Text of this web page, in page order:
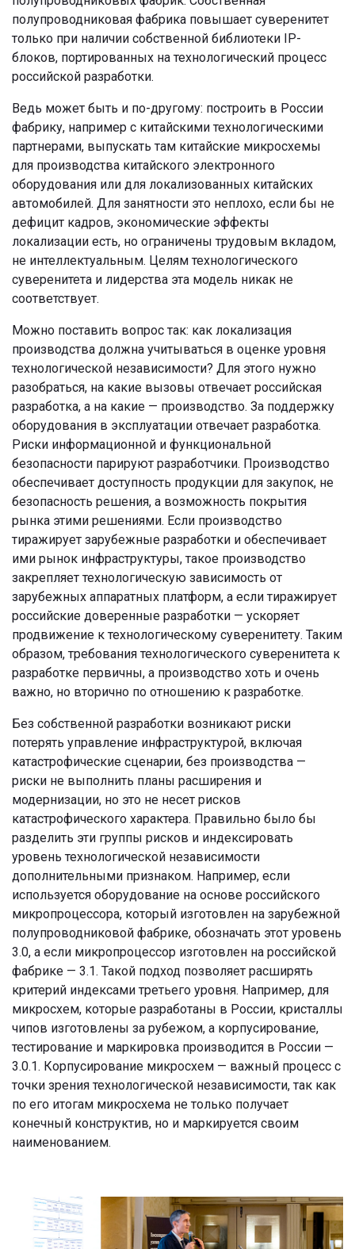
полупроводниковая фабрика повышает суверенитет
только при наличии собственной библиотеки IP-
блоков, портированных на технологический процесс
российской разработки.
Ведь может быть и по-другому: построить в России
фабрику, например с китайскими технологическими
партнерами, выпускать там китайские микросхемы
для производства китайского электронного
оборудования или для локализованных китайских
автомобилей. Для занятности это неплохо, если бы не
дефицит кадров, экономические эффекты
локализации есть, но ограничены трудовым вкладом,
не интеллектуальным. Целям технологического
суверенитета и лидерства эта модель никак не
соответствует.
Можно поставить вопрос так: как локализация
производства должна учитываться в оценке уровня
технологической независимости? Для этого нужно
разобраться, на какие вызовы отвечает российская
разработка, а на какие — производство. За поддержку
оборудования в эксплуатации отвечает разработка.
Риски информационной и функциональной
безопасности парируют разработчики. Производство
обеспечивает доступность продукции для закупок, не
безопасность решения, а возможность покрытия
рынка этими решениями. Если производство
тиражирует зарубежные разработки и обеспечивает
ими рынок инфраструктуры, такое производство
закрепляет технологическую зависимость от
зарубежных аппаратных платформ, а если тиражирует
российские доверенные разработки — ускоряет
продвижение к технологическому суверенитету. Таким
образом, требования технологического суверенитета к
разработке первичны, а производство хоть и очень
важно, но вторично по отношению к разработке.
Без собственной разработки возникают риски
потерять управление инфраструктурой, включая
катастрофические сценарии, без производства —
риски не выполнить планы расширения и
модернизации, но это не несет рисков
катастрофического характера. Правильно было бы
разделить эти группы рисков и индексировать
уровень технологической независимости
дополнительными признаком. Например, если
используется оборудование на основе российского
микропроцессора, который изготовлен на зарубежной
полупроводниковой фабрике, обозначать этот уровень
3.0, а если микропроцессор изготовлен на российской
фабрике — 3.1. Такой подход позволяет расширять
критерий индексами третьего уровня. Например, для
микросхем, которые разработаны в России, кристаллы
чипов изготовлены за рубежом, а корпусирование,
тестирование и маркировка производится в России —
3.0.1. Корпусирование микросхем — важный процесс с
точки зрения технологической независимости, так как
по его итогам микросхема не только получает
конечный конструктив, но и маркируется своим
наименованием.